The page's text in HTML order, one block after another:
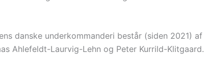
danske underkommanderi består (siden 2021) af
Ahlefeldt-Laurvig-Lehn og Peter Kurrild-Klitgaard.